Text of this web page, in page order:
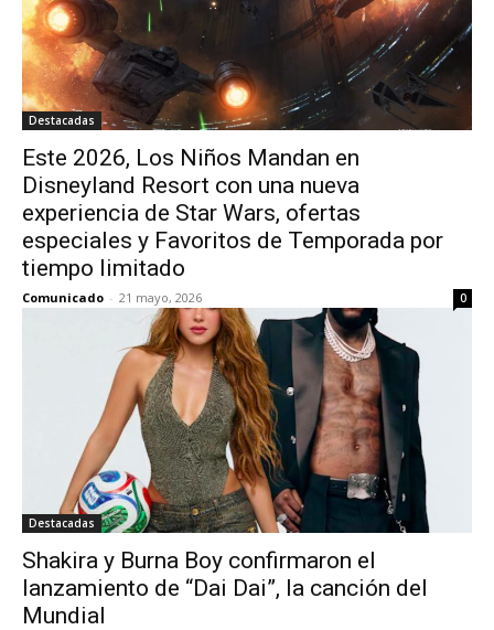
Destacadas
Este 2026, Los Niños Mandan en
Disneyland Resort con una nueva
experiencia de Star Wars, ofertas
especiales y Favoritos de Temporada por
tiempo limitado
Comunicado - 21 mayo, 2026 0
Destacadas
Shakira y Burna Boy confirmaron el
lanzamiento de “Dai Dai”, la canción del
Mundial